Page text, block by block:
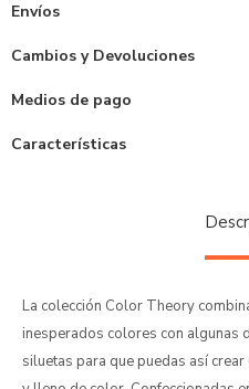
Envíos
Cambios y Devoluciones
Medios de pago
Características
La colección Color Theory
inesperados colores con algunas
siluetas para que puedas así